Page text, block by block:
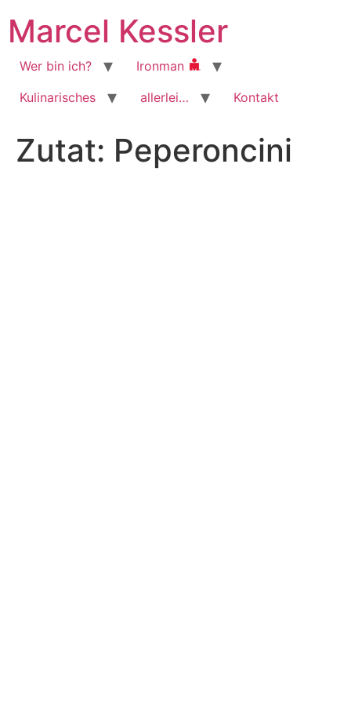
Inhalt
wechseln
Marcel Kessler
Wer bin ich?
Ironman
Kulinarisches
allerlei… Kontakt
Zutat: Peperoncini